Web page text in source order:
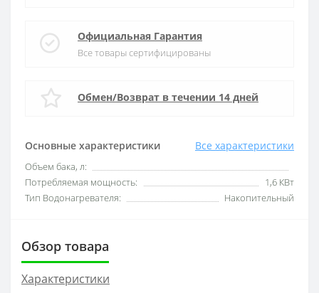
Основные характеристики Все характеристики
Объем бака, л:
Потребляемая мощность:
1,6 КВт
Тип Водонагревателя:
Накопительный
Официальная Гарантия
Все товары сертифицированы
Обмен/Возврат в течении 14 дней
Обзор товара
Характеристики